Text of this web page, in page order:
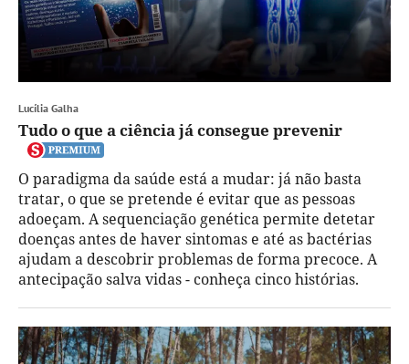
Lucília Galha
Tudo o que a ciência já consegue prevenir
O paradigma da saúde está a mudar: já não basta
tratar, o que se pretende é evitar que as pessoas
adoeçam. A sequenciação genética permite detetar
doenças antes de haver sintomas e até as bactérias
ajudam a descobrir problemas de forma precoce. A
antecipação salva vidas - conheça cinco histórias.